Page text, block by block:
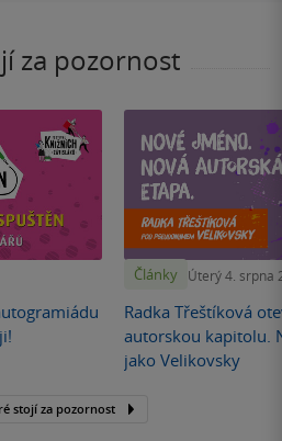
za pozornost
Články Úterý 4. srpna
Radka Třeštíková
autorskou kapitolu.
jako Velikovsky
stojí za pozornost